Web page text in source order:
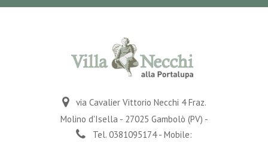
via Cavalier Vittorio Necchi 4 Fraz.
Molino d'Isella - 27025 Gambolò (PV) -
Tel. 0381095174 - Mobile: